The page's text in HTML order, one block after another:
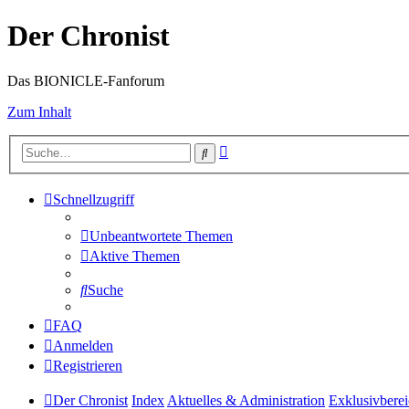
Der Chronist
Das BIONICLE-Fanforum
Zum Inhalt
Suche
Schnellzugriff
Unbeantwortete Themen
Aktive Themen
Suche
FAQ
Anmelden
Registrieren
Der Chronist IndexAktuelles & Administration